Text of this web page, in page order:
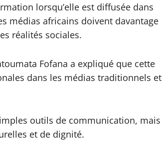
lorsqu’elle est diffusée dans
médias africains doivent davantage
réalités sociales.
Fofana a expliqué que cette
dans les médias traditionnels et
outils de communication, mais
et de dignité.